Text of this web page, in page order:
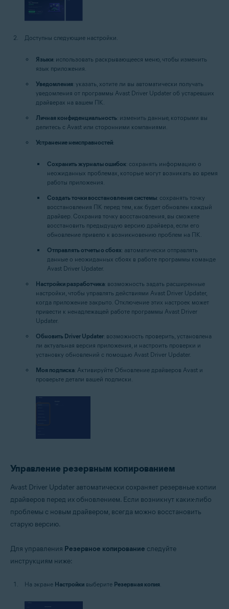
Доступны следующие настройки.
Языки: использовать раскрывающееся меню, чтобы изменить
язык приложения.
Уведомления: указать, хотите ли вы автоматически получать
уведомления от программы Avast Driver Updater об устаревших
драйверах на вашем ПК.
Личная конфиденциальность: изменить данные, которыми вы
делитесь с Avast или сторонними компаниями.
Устранение неисправностей:
Сохранить журналы ошибок: сохранять информацию о
неожиданных проблемах, которые могут возникать во время
работы приложения.
Создать точки восстановления системы: сохранять точку
восстановления ПК перед тем, как будет обновлен каждый
драйвер. Сохранив точку восстановления, вы сможете
восстановить предыдущую версию драйвера, если его
обновление привело к возникновению проблем на ПК.
Отправлять отчеты о сбоях: автоматически отправлять
данные о неожиданных сбоях в работе программы команде
Avast Driver Updater.
Настройки разработчика: возможность задать расширенные
настройки, чтобы управлять действиями Avast Driver Updater,
когда приложение закрыто. Отключение этих настроек может
привести к ненадлежащей работе программы Avast Driver
Updater.
Обновить Driver Updater: возможность проверить, установлена
ли актуальная версия приложения, и настроить проверки и
установку обновлений с помощью Avast Driver Updater.
Моя подписка: Активируйте Обновление драйверов Avast и
проверьте детали вашей подписки.
Управление резервным копированием
Avast Driver Updater автоматически сохраняет резервные копии
драйверов перед их обновлением. Если возникнут каких-либо
проблемы с новым драйвером, всегда можно восстановить
старую версию.
Для управления Резервное копирование следуйте
инструкциям ниже:
На экране Настройки выберите Резервная копия